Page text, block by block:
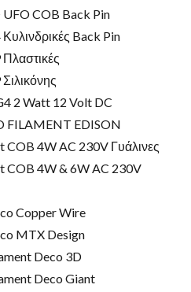
COB Back Pin
Back Pin
2 Watt 12 Volt DC
FILAMENT EDISON
COB 4W AC 230V Γυάλινες
COB 4W & 6W AC 230V
Copper Wire
MTX Design
Deco 3D
Deco Giant